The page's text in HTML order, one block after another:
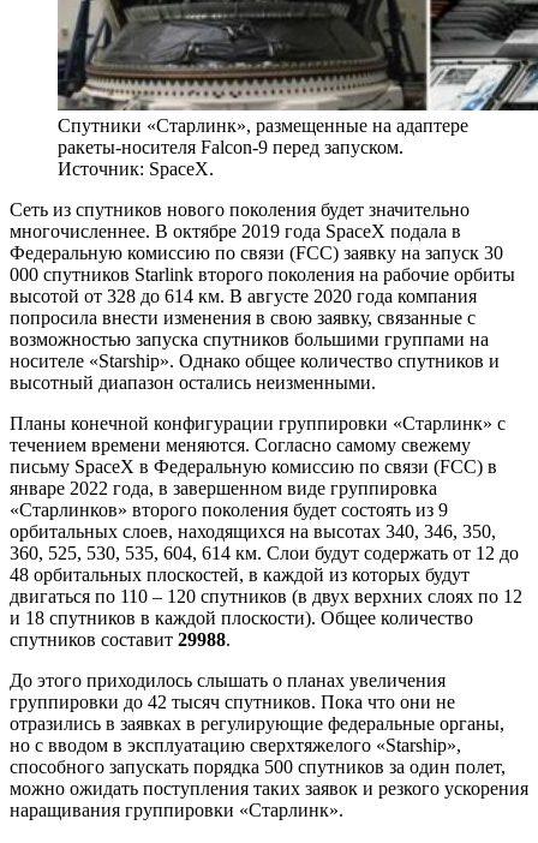
Спутники «Старлинк», размещенные на адаптере
ракеты-носителя Falcon-9 перед запуском.
Источник: SpaceX.
Сеть из спутников нового поколения будет значительно
многочисленнее. В октябре 2019 года SpaceX подала в
Федеральную комиссию по связи (FCC) заявку на запуск 30
000 спутников Starlink второго поколения на рабочие орбиты
высотой от 328 до 614 км. В августе 2020 года компания
попросила внести изменения в свою заявку, связанные с
возможностью запуска спутников большими группами на
носителе «Starship». Однако общее количество спутников и
высотный диапазон остались неизменными.
Планы конечной конфигурации группировки «Старлинк» с
течением времени меняются. Согласно самому свежему
письму SpaceX в Федеральную комиссию по связи (FCC) в
январе 2022 года, в завершенном виде группировка
«Старлинков» второго поколения будет состоять из 9
орбитальных слоев, находящихся на высотах 340, 346, 350,
360, 525, 530, 535, 604, 614 км. Слои будут содержать от 12 до
48 орбитальных плоскостей, в каждой из которых будут
двигаться по 110 – 120 спутников (в двух верхних слоях по 12
и 18 спутников в каждой плоскости). Общее количество
спутников составит 29988.
До этого приходилось слышать о планах увеличения
группировки до 42 тысяч спутников. Пока что они не
отразились в заявках в регулирующие федеральные органы,
но с вводом в эксплуатацию сверхтяжелого «Starship»,
способного запускать порядка 500 спутников за один полет,
можно ожидать поступления таких заявок и резкого ускорения
наращивания группировки «Старлинк».